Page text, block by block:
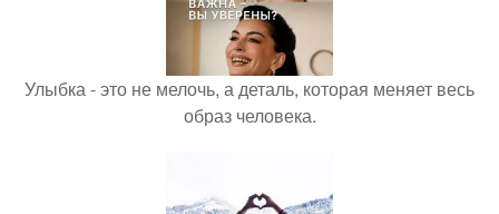
Улыбка - это не мелочь, а деталь, которая меняет весь
образ человека.